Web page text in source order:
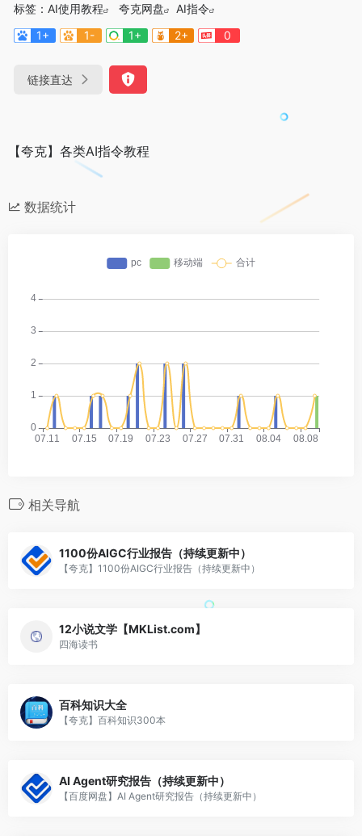
标签： AI使用教程 夸克网盘
AI指令
1+
1- 1+ 2+ 0
链接直达
【夸克】各类AI指令教程
数据统计
相关导航
1100份AIGC行业报告（持续更新中）
【夸克】1100份AIGC行业报告（持续更新中）
12小说文学【MKList.com】
四海读书
百科知识大全
【夸克】百科知识300本
AI Agent研究报告（持续更新中）
【百度网盘】AI Agent研究报告（持续更新中）